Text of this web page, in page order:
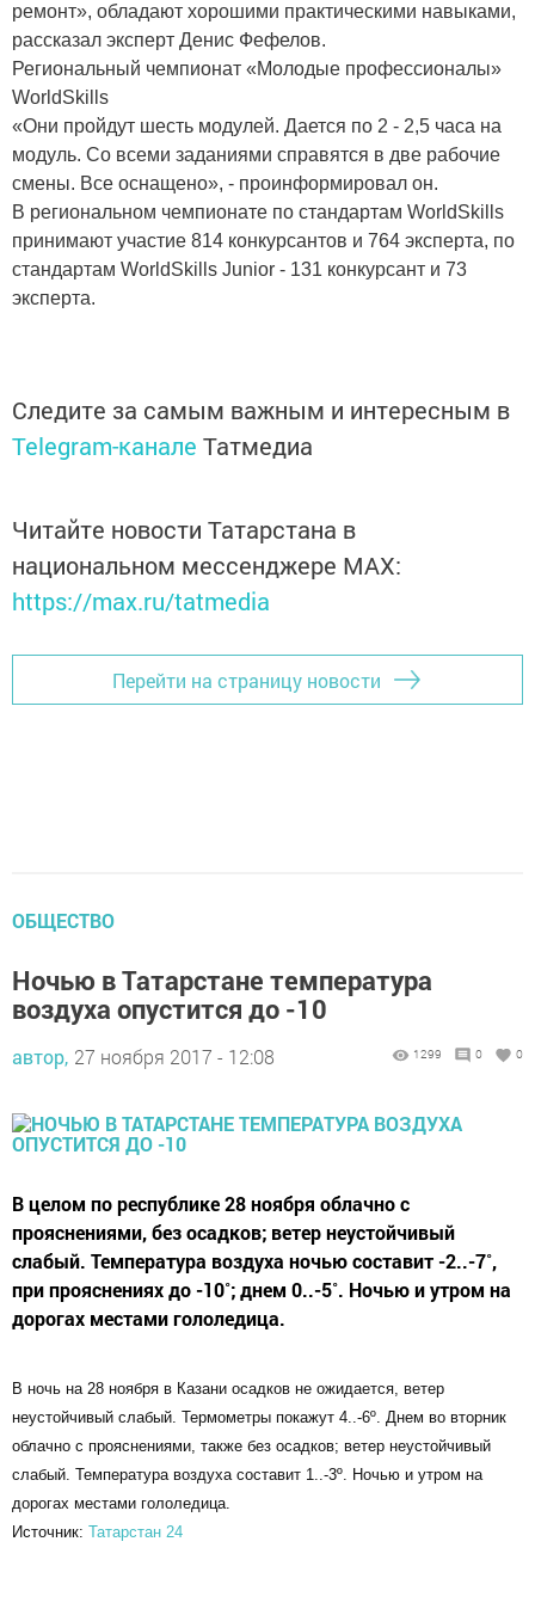
ремонт», обладают хорошими практическими навыками,
рассказал эксперт Денис Фефелов.
Региональный чемпионат «Молодые профессионалы»
WorldSkills
«Они пройдут шесть модулей. Дается по 2 - 2,5 часа на
модуль. Со всеми заданиями справятся в две рабочие
смены. Все оснащено», - проинформировал он.
В региональном чемпионате по стандартам WorldSkills
принимают участие 814 конкурсантов и 764 эксперта, по
стандартам WorldSkills Junior - 131 конкурсант и 73
эксперта.
Следите за самым важным и интересным в
Telegram-канале Татмедиа
Читайте новости Татарстана в
национальном мессенджере MАХ:
https://max.ru/tatmedia
Перейти на страницу новости
ОБЩЕСТВО
Ночью в Татарстане температура
воздуха опустится до -10
автор, 27 ноября 2017 - 12:08 1299 0 0
В целом по республике 28 ноября облачно с
прояснениями, без осадков; ветер неустойчивый
слабый. Температура воздуха ночью составит -2..-7˚,
при прояснениях до -10˚; днем 0..-5˚. Ночью и утром на
дорогах местами гололедица.
В ночь на 28 ноября в Казани осадков не ожидается, ветер
неустойчивый слабый. Термометры покажут 4..-6º. Днем во вторник
облачно с прояснениями, также без осадков; ветер неустойчивый
слабый. Температура воздуха составит 1..-3º. Ночью и утром на
дорогах местами гололедица.
Источник: Татарстан 24